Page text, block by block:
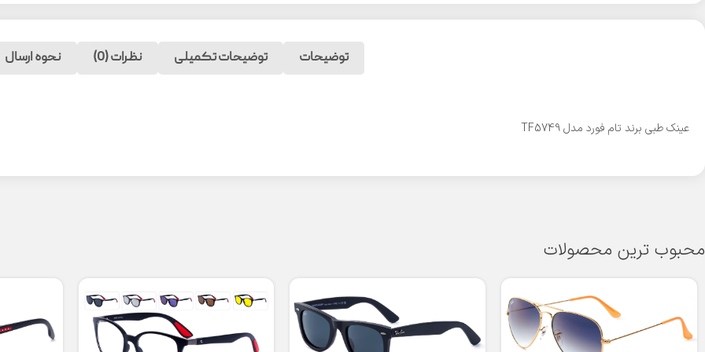
توضیحات توضیحات تکمیلی نظرات (0) نحوه ارسال
عینک طبی برند تام فورد مدل TF5749
محبوب ترین محصولات